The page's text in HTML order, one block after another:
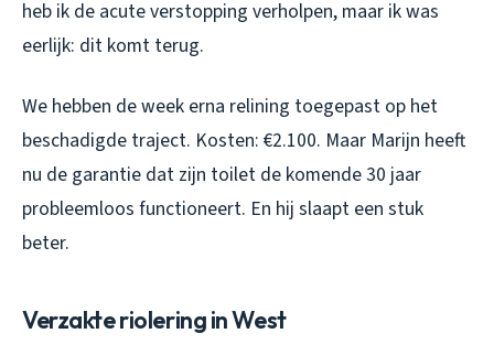
heb ik de acute verstopping verholpen, maar ik was
eerlijk: dit komt terug.
We hebben de week erna relining toegepast op het
beschadigde traject. Kosten: €2.100. Maar Marijn heeft
nu de garantie dat zijn toilet de komende 30 jaar
probleemloos functioneert. En hij slaapt een stuk
beter.
Verzakte riolering in West